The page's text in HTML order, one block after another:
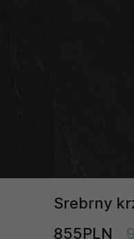
Srebrny
855PLN